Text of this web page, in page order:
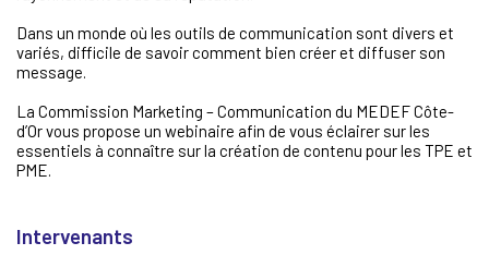
Dans un monde où les outils de communication sont divers et
variés, difficile de savoir comment bien créer et diffuser son
message.
La Commission Marketing – Communication du MEDEF Côte-
d’Or vous propose un webinaire afin de vous éclairer sur les
essentiels à connaître sur la création de contenu pour les TPE et
PME.
Intervenants